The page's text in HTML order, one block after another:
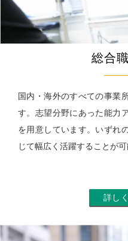
11の働くフィールド
多様な人財が活躍する
明治安田ブランドサイ
明治安田Ｊリーグ
明治安田公式ホームペ
女子プロゴルフ協賛
明治安田公式ホームペ
採用担当者メッセージ
総合
国内・海外のすべての事業
す。志望分野にあった能力
を用意しています。いずれ
じて幅広く活躍することが可
詳し